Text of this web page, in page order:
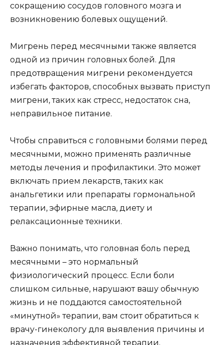
сокращению сосудов головного мозга и
возникновению болевых ощущений.
Мигрень перед месячными также является
одной из причин головных болей. Для
предотвращения мигрени рекомендуется
избегать факторов, способных вызвать приступ
мигрени, таких как стресс, недостаток сна,
неправильное питание.
Чтобы справиться с головными болями перед
месячными, можно применять различные
методы лечения и профилактики. Это может
включать прием лекарств, таких как
анальгетики или препараты гормональной
терапии, эфирные масла, диету и
релаксационные техники.
Важно понимать, что головная боль перед
месячными – это нормальный
физиологический процесс. Если боли
слишком сильные, нарушают вашу обычную
жизнь и не поддаются самостоятельной
«минутной» терапии, вам стоит обратиться к
врачу-гинекологу для выявления причины и
назначения эффективной терапии.